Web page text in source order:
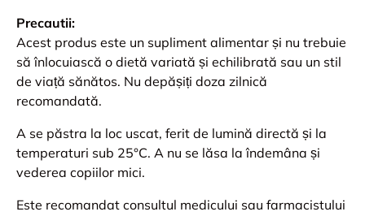
Precautii:
Acest produs este un supliment alimentar și nu trebuie
să înlocuiască o dietă variată și echilibrată sau un stil
de viață sănătos. Nu depășiți doza zilnică
recomandată.
A se păstra la loc uscat, ferit de lumină directă și la
temperaturi sub 25°C. A nu se lăsa la îndemâna și
vederea copiilor mici.
Este recomandat consultul medicului sau farmacistului